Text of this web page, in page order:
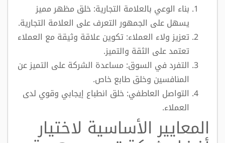
بناء الوعي بالعلامة التجارية: خلق مظهر مميز
يسهل على الجمهور التعرف على العلامة التجارية.
تعزيز ولاء العملاء: تكوين علاقة وثيقة مع العملاء
تعتمد على الثقة والتميز.
التفرد في السوق: مساعدة الشركة على التميز عن
المنافسين وخلق طابع خاص.
التواصل العاطفي: خلق انطباع إيجابي وقوي لدى
العملاء.
المعايير الأساسية لاختيار